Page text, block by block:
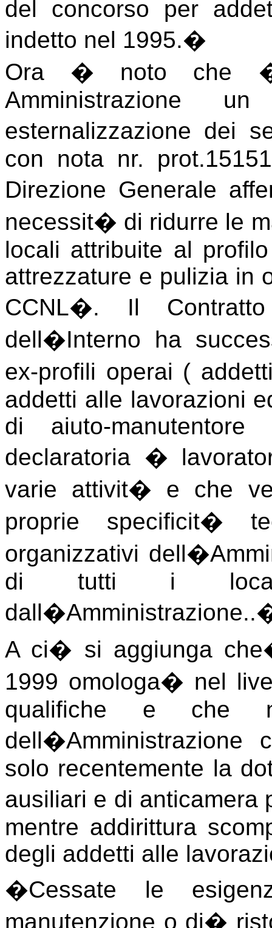
del concorso per
indetto nel 1995.�
Ora � noto che
Amministrazione
esternalizzazione dei
con nota nr.
Direzione Generale
necessit� di ridurre le
locali attribuite al
attrezzature e pulizia in
CCNL�. Il
dell�Interno ha
ex-profili operai (
addetti alle lavorazioni
di aiuto-
declaratoria �
varie attivit� e che
proprie specificit�
organizzativi
di tutti i locali
A ci� si aggiunga che
1999 omologa� nel
qualifiche e che
dell�Amministrazione
solo recentemente la
ausiliari e di anticamera
mentre addirittura
degli addetti alle
�Cessate le
manutenzione o di�